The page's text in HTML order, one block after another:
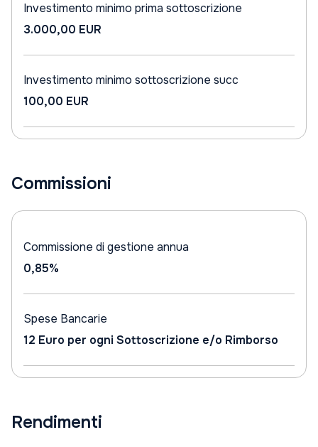
Investimento minimo prima sottoscrizione
3.000,00 EUR
Investimento minimo sottoscrizione succ
100,00 EUR
Commissioni
Commissione di gestione annua
0,85%
Spese Bancarie
12 Euro per ogni Sottoscrizione e/o Rimborso
Rendimenti